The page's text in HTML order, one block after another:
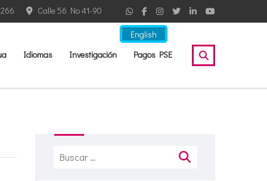
English
Calle 56 No 41-90
Idiomas Investigación Pagos PSE
Buscar: